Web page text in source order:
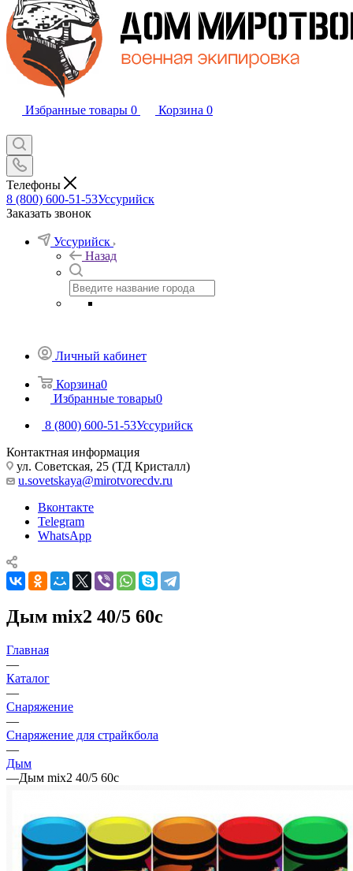
Избранные товары 0 Корзина 0
Телефоны
8 (800) 600-51-53Уссурийск
Заказать звонок
Уссурийск
Назад
Личный кабинет
Корзина0
Избранные товары0
8 (800) 600-51-53Уссурийск
Контактная информация
ул. Советская, 25 (ТД Кристалл)
u.sovetskaya@mirotvorecdv.ru
Вконтакте
Telegram
WhatsApp
Дым mix2 40/5 60с
Главная
—
Каталог
—
Снаряжение
—
Снаряжение для страйкбола
—
Дым
—Дым mix2 40/5 60с